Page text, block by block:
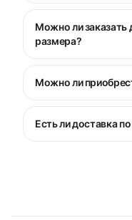
Можно ли заказать
размера?
Можно ли
Есть ли доставка